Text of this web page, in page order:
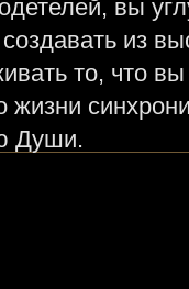
вы
из
то, что
Души.